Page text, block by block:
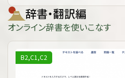
辞書・翻訳編
オンライン辞書を使いこなす
B2,C1,C2